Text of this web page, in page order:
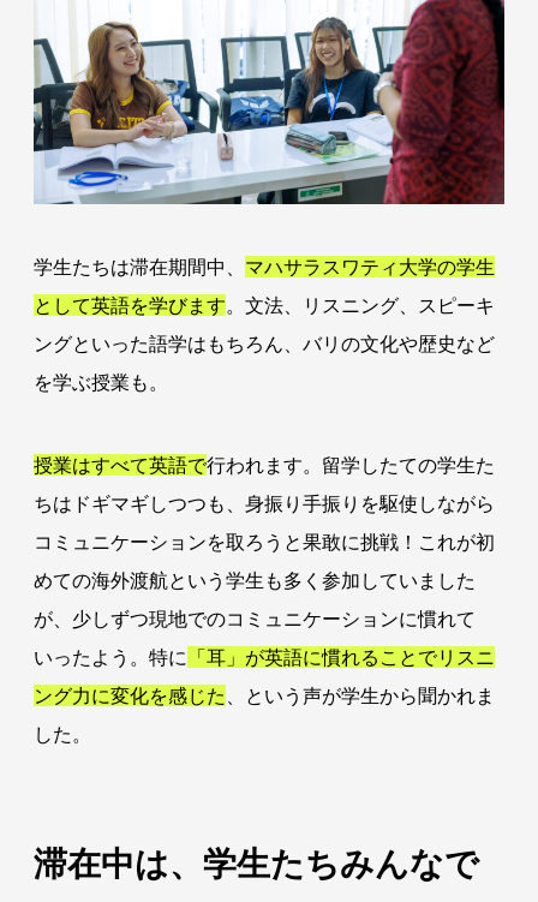
学生たちは滞在期間中、 マハサラスワティ大学の学生
として英語を学びます。文法、リスニング、スピーキ
ングといった語学はもちろん、バリの文化や歴史など
を学ぶ授業も。
授業はすべて英語で行われます。留学したての学生た
ちはドギマギしつつも、身振り手振りを駆使しながら
コミュニケーションを取ろうと果敢に挑戦！これが初
めての海外渡航という学生も多く参加していました
が、少しずつ現地でのコミュニケーションに慣れて
いったよう。特に 「耳」が英語に慣れることでリスニ
ング力に変化を感じた 、という声が学生から聞かれま
した。
滞在中は、学生たちみんなで